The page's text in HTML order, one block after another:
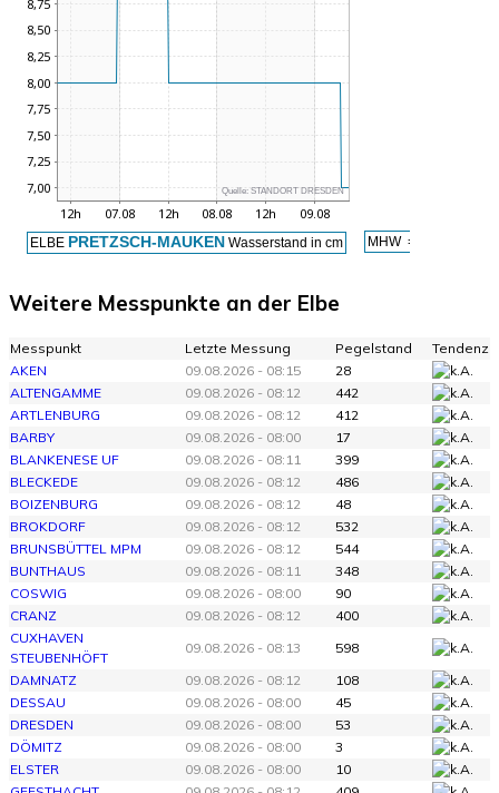
Weitere Messpunkte an der Elbe
Messpunkt Letzte Messung Pegelstand
Tendenz
AKEN
09.08.2026 - 08:15
28
ALTENGAMME
09.08.2026 - 08:12
442
ARTLENBURG
09.08.2026 - 08:12
412
BARBY
09.08.2026 - 08:00
17
BLANKENESE UF
09.08.2026 - 08:11
399
BLECKEDE
09.08.2026 - 08:12
486
BOIZENBURG
09.08.2026 - 08:12
48
BROKDORF
09.08.2026 - 08:12
532
BRUNSBÜTTEL MPM
09.08.2026 - 08:12
544
BUNTHAUS
09.08.2026 - 08:11
348
COSWIG
09.08.2026 - 08:00
90
CRANZ
09.08.2026 - 08:12
400
CUXHAVEN
STEUBENHÖFT
09.08.2026 - 08:13
598
DAMNATZ
09.08.2026 - 08:12
108
DESSAU
09.08.2026 - 08:00
45
DRESDEN
09.08.2026 - 08:00
53
DÖMITZ
09.08.2026 - 08:00
3
ELSTER
09.08.2026 - 08:00
10